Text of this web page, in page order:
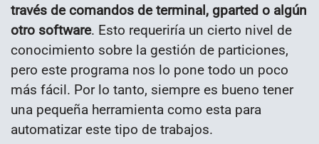
través de comandos de terminal, gparted o algún
otro software. Esto requeriría un cierto nivel de
conocimiento sobre la gestión de particiones,
pero este programa nos lo pone todo un poco
más fácil. Por lo tanto, siempre es bueno tener
una pequeña herramienta como esta para
automatizar este tipo de trabajos.